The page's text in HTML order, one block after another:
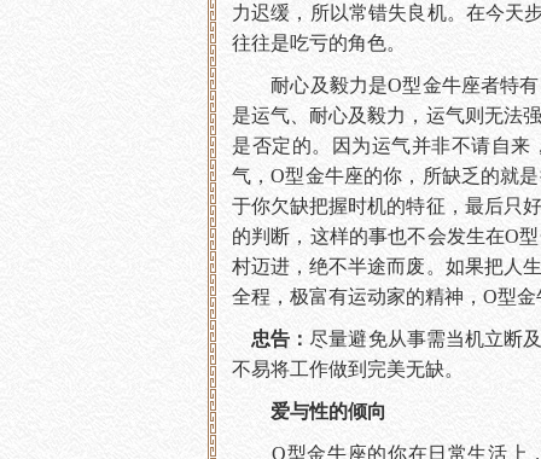
力迟缓，所以常错失良机。在今天
往往是吃亏的角色。
耐心及毅力是O型金牛座者特有
是运气、耐心及毅力，运气则无法
是否定的。因为运气并非不请自来
气，O型金牛座的你，所缺乏的就
于你欠缺把握时机的特征，最后只
的判断，这样的事也不会发生在O
村迈进，绝不半途而废。如果把人
全程，极富有运动家的精神，O
忠告：尽量避免从事需当机立断
不易将工作做到完美无缺。
爱与性的倾向
O型金牛座的你在日常生活上，